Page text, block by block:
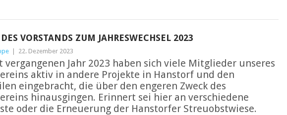
VORSTANDS ZUM JAHRESWECHSEL 2023
22. Dezember 2023
vergangenen Jahr 2023 haben sich viele Mitglieder unseres
aktiv in andere Projekte in Hanstorf und den
eingebracht, die über den engeren Zweck des
hinausgingen. Erinnert sei hier an verschiedene
oder die Erneuerung der Hanstorfer Streuobstwiese.